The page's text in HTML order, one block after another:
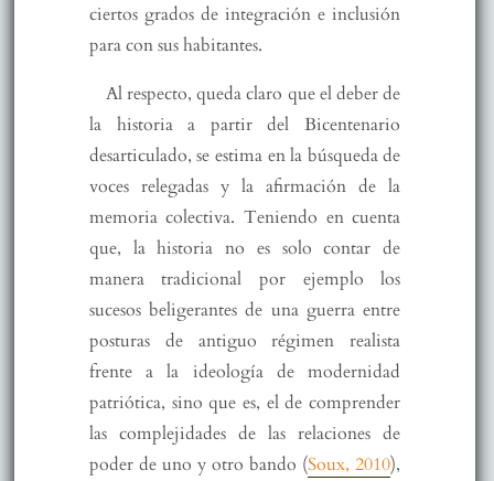
ciertos grados de integración e inclusión
para con sus habitantes.
Al respecto, queda claro que el deber de
la historia a partir del Bicentenario
desarticulado, se estima en la búsqueda de
voces relegadas y la afirmación de la
memoria colectiva. Teniendo en cuenta
que, la historia no es solo contar de
manera tradicional por ejemplo los
sucesos beligerantes de una guerra entre
posturas de antiguo régimen realista
frente a la ideología de modernidad
patriótica, sino que es, el de comprender
las complejidades de las relaciones de
poder de uno y otro bando (Soux, 2010),